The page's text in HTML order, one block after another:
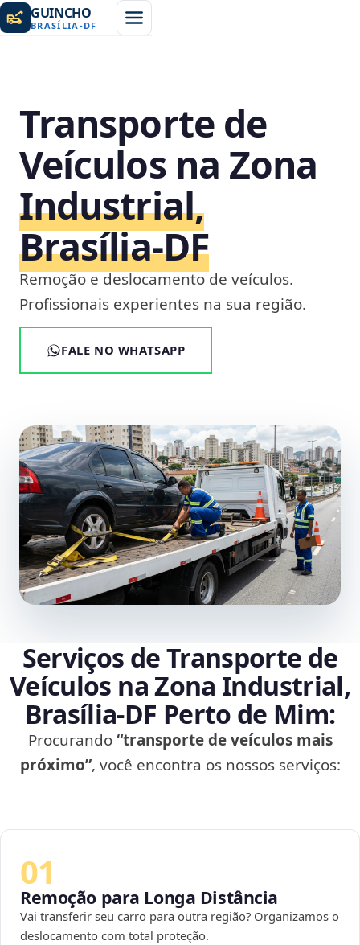
GUINCHO
BRASÍLIA -DF
Transporte de
Veículos na Zona
Industrial,
Brasília‑DF
Remoção e deslocamento de veículos.
Profissionais experientes na sua região.
FALE NO WHATSAPP
Serviços de Transporte de
Veículos na Zona Industrial,
Brasília‑DF Perto de Mim:
Procurando“transporte de veículos mais
próximo”, você encontra os nossos serviços:
01
Remoção para Longa Distância
Vai transferir seu carro para outra região? Organizamos o
deslocamento com total proteção.